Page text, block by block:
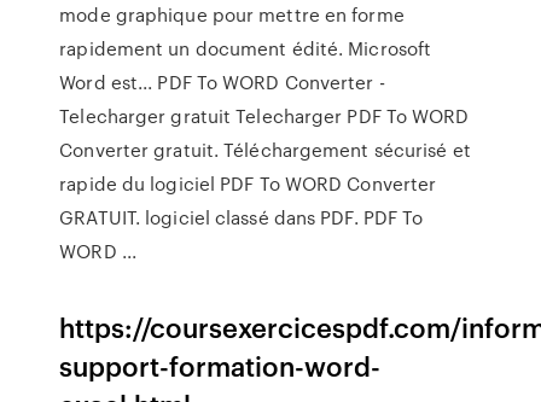
mode graphique pour mettre en forme
rapidement un document édité. Microsoft
Word est... PDF To WORD Converter -
Telecharger gratuit Telecharger PDF To WORD
Converter gratuit. Téléchargement sécurisé et
rapide du logiciel PDF To WORD Converter
GRATUIT. logiciel classé dans PDF. PDF To
WORD ...
https://coursexercicespdf.com/
support-formation-word-